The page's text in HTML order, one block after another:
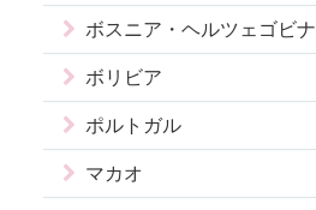
ボスニア・ヘルツェゴビナ
ボリビア
ポルトガル
マカオ